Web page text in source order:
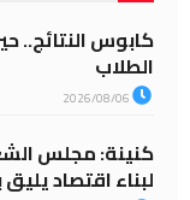
الطلاب
كنينة: مجلس
لبناء اقتصاد